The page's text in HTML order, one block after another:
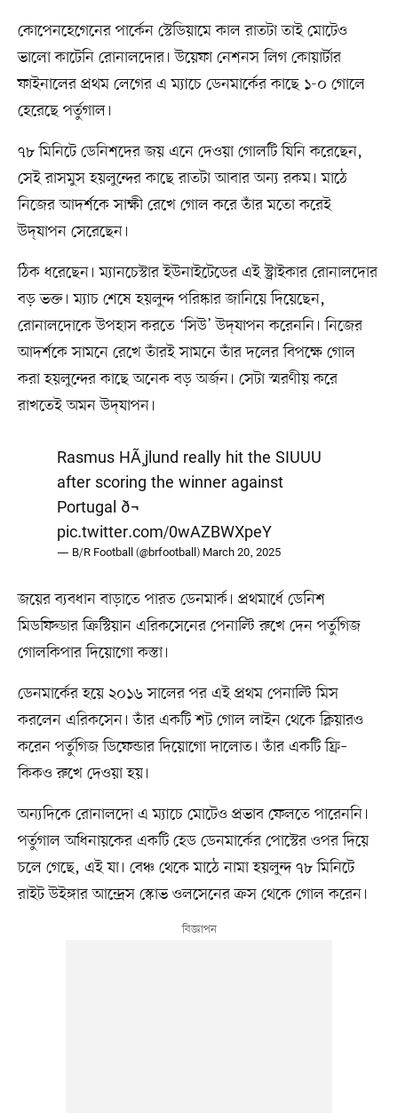
কোপেনহেগেনের পার্কেন স্টেডিয়ামে কাল রাতটা তাই মোটেও
ভালো কাটেনি রোনালদোর। উয়েফা নেশনস লিগ কোয়ার্টার
ফাইনালের প্রথম লেগের এ ম্যাচে ডেনমার্কের কাছে ১-০ গোলে
হেরেছে পর্তুগাল।
৭৮ মিনিটে ডেনিশদের জয় এনে দেওয়া গোলটি যিনি করেছেন,
সেই রাসমুস হয়লুন্দের কাছে রাতটা আবার অন্য রকম। মাঠে
নিজের আদর্শকে সাক্ষী রেখে গোল করে তাঁর মতো করেই
উদ্‌যাপন সেরেছেন।
ঠিক ধরেছেন। ম্যানচেস্টার ইউনাইটেডের এই স্ট্রাইকার রোনালদোর
বড় ভক্ত। ম্যাচ শেষে হয়লুন্দ পরিষ্কার জানিয়ে দিয়েছেন,
রোনালদোকে উপহাস করতে ‘সিউ’ উদ্‌যাপন করেননি। নিজের
আদর্শকে সামনে রেখে তাঁরই সামনে তাঁর দলের বিপক্ষে গোল
করা হয়লুন্দের কাছে অনেক বড় অর্জন। সেটা স্মরণীয় করে
রাখতেই অমন উদ্‌যাপন।
Rasmus HÃ¸jlund really hit the SIUUU
after scoring the winner against
Portugal ð¬
pic.twitter.com/0wAZBWXpeY
— B/R Football (@brfootball) March 20, 2025
জয়ের ব্যবধান বাড়াতে পারত ডেনমার্ক। প্রথমার্ধে ডেনিশ
মিডফিল্ডার ক্রিস্টিয়ান এরিকসেনের পেনাল্টি রুখে দেন পর্তুগিজ
গোলকিপার দিয়োগো কস্তা।
ডেনমার্কের হয়ে ২০১৬ সালের পর এই প্রথম পেনাল্টি মিস
করলেন এরিকসেন। তাঁর একটি শট গোল লাইন থেকে ক্লিয়ারও
করেন পর্তুগিজ ডিফেন্ডার দিয়োগো দালোত। তাঁর একটি ফ্রি–
কিকও রুখে দেওয়া হয়।
অন্যদিকে রোনালদো এ ম্যাচে মোটেও প্রভাব ফেলতে পারেননি।
পর্তুগাল অধিনায়কের একটি হেড ডেনমার্কের পোস্টের ওপর দিয়ে
চলে গেছে, এই যা। বেঞ্চ থেকে মাঠে নামা হয়লুন্দ ৭৮ মিনিটে
রাইট উইঙ্গার আন্দ্রেস স্কোভ ওলসেনের ক্রস থেকে গোল করেন।